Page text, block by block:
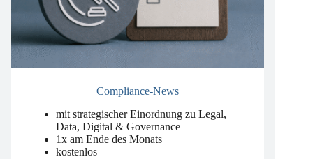
Compliance-News
mit strategischer Einordnung zu Legal,
Data, Digital & Governance
1x am Ende des Monats
kostenlos